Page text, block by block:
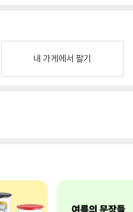
내 가게에서 팔기